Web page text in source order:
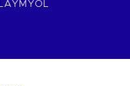
MYOL